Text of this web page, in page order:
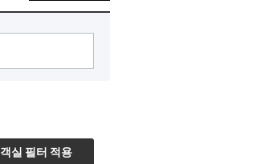
객실 필터 적용